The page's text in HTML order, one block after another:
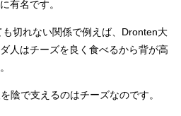
有名です。
切れない関係で例えば、 Dronten大
人はチーズを良く食べるから背が高
陰で支えるのはチーズなのです。